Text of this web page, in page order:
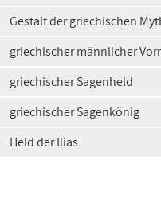
Gestalt der griechischen
griechischer männlicher
griechischer Sagenheld
griechischer Sagenkönig
Held der Ilias